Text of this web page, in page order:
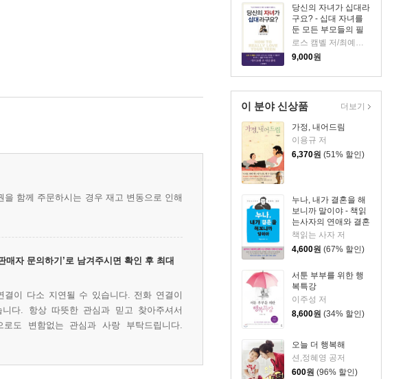
당신의 자녀가 십대라
구요? - 십대 자녀를
둔 모든 부모들의 필
독서
로스 캠벨 저/최예자 역
9,000원
이 분야 신상품
가정, 내어드림
이용규 저
6,370원 (51% 할인)
누나, 내가 결혼을 해
보니까 말이야 - 책읽
는사자의 연애와 결혼
책읽는 사자 저
4,600원 (67% 할인)
서툰 부부를 위한 행
복특강
이주성 저
8,600원 (34% 할인)
오늘 더 행복해
션,정혜영 공저
600원 (96% 할인)
더보기
함께 주문하시는 경우 재고 변동으로 인해
자 문의하기’로 남겨주시면 확인 후 최대
이 다소 지연될 수 있습니다. 전화 연결이
다. 항상 따뜻한 관심과 믿고 찾아주셔서
도 변함없는 관심과 사랑 부탁드립니다.